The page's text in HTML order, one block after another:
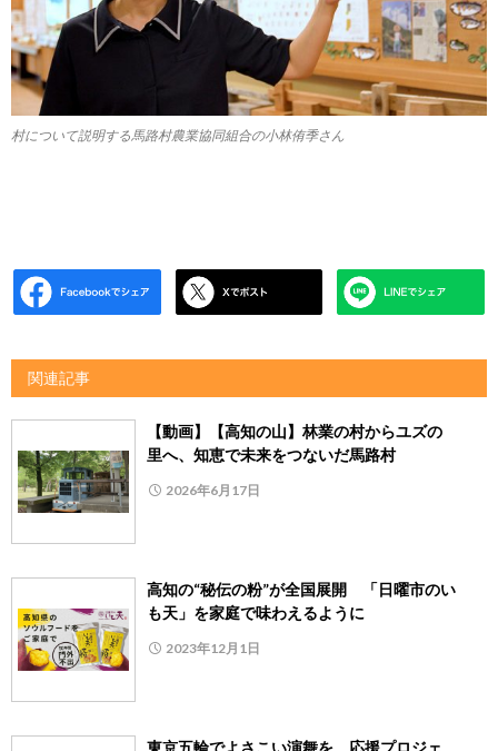
村について説明する馬路村農業協同組合の小林侑季さん
関連記事
【動画】【高知の山】林業の村からユズの
里へ、知恵で未来をつないだ馬路村
2026年6月17日
高知の“秘伝の粉”が全国展開 「日曜市のい
も天」を家庭で味わえるように
2023年12月1日
東京五輪でよさこい演舞を 応援プロジェ